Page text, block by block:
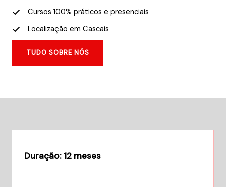
Cursos 100% práticos e presenciais
Localização em Cascais
TUDO SOBRE NÓS
Duração: 12 meses